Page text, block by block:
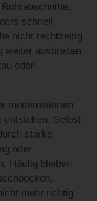
schnell
nicht rechtzeitig
weiter ausbreiten
oder
modernisierten
entstehen. Selbst
starke
oder
Häufig bleiben
mehr richtig